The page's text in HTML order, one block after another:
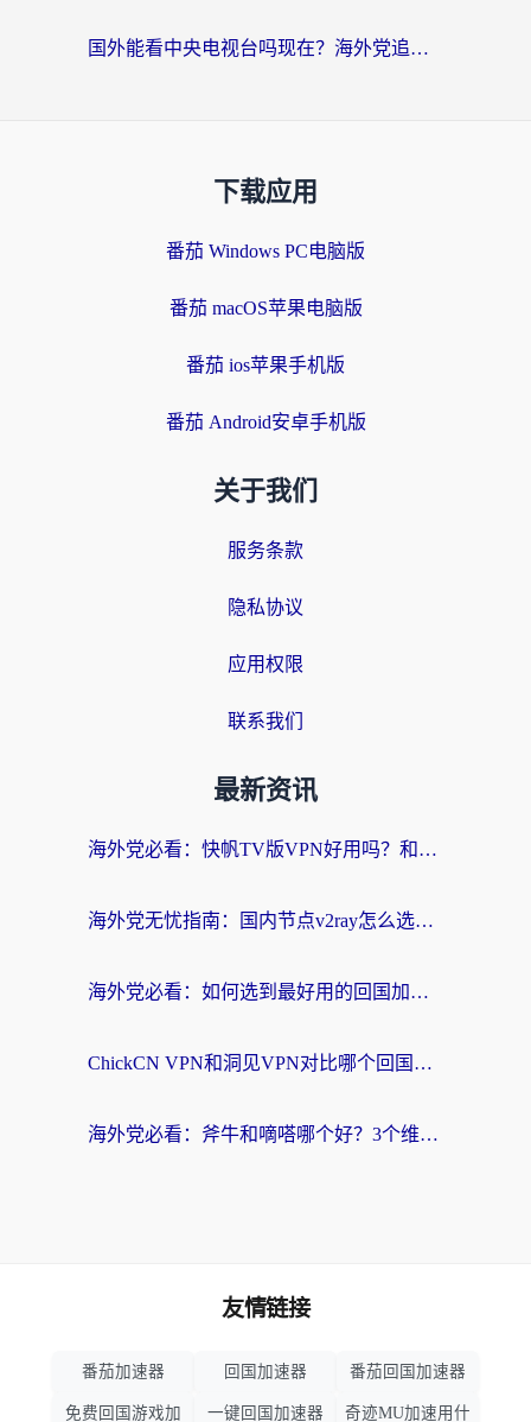
国外能看中央电视台吗现在？海外党追剧看央视的实用指南
下载应用
番茄 Windows PC电脑版
番茄 macOS苹果电脑版
番茄 ios苹果手机版
番茄 Android安卓手机版
关于我们
服务条款
隐私协议
应用权限
联系我们
最新资讯
海外党必看：快帆TV版VPN好用吗？和快游VPN对比哪个回国效果更好？附实用避坑指南
海外党无忧指南：国内节点v2ray怎么选？一键回国VPN+多场景实测帮你避坑
海外党必看：如何选到最好用的回国加速器？从节点到售后的全维度指南
ChickCN VPN和洞见VPN对比哪个回国效果更好？海外党亲测3款加速器+避坑指南
海外党必看：斧牛和嘀嗒哪个好？3个维度教你选对回国加速器
友情链接
番茄加速器 回国加速器 番茄回国加速器
免费回国游戏加 一键回国加速器 奇迹MU加速用什